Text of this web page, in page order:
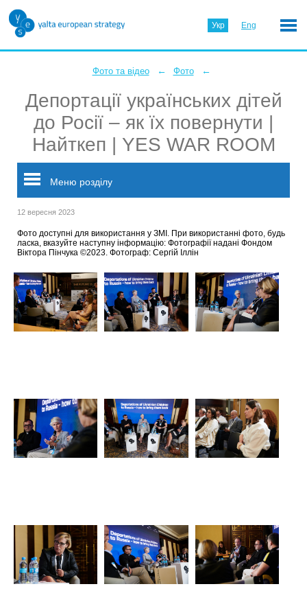
Укр Eng
Фото та відео ← Фото ←
Депортації українських дітей
до Росії – як їх повернути |
Найткеп | YES WAR ROOM
Меню розділу
12 вересня 2023
Фото доступні для використання у ЗМІ. При використанні фото, будь
ласка, вказуйте наступну інформацію: Фотографії надані Фондом
Віктора Пінчука ©2023. Фотограф: Сергій Іллін